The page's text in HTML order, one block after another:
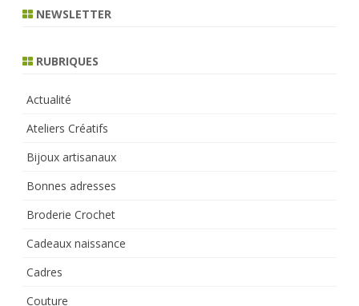
r
NEWSLETTER
RUBRIQUES
Actualité
Ateliers Créatifs
Bijoux artisanaux
Bonnes adresses
Broderie Crochet
Cadeaux naissance
Cadres
Couture